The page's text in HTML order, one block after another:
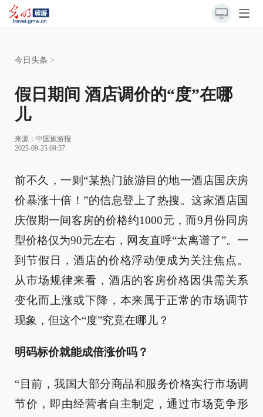
今日头条 >
假日期间 酒店调价的“度”在哪
儿
来源： 中国旅游报
2025-09-25 09:57
前不久，一则“某热门旅游目的地一酒店国庆房
价暴涨十倍！”的信息登上了热搜。这家酒店国
庆假期一间客房的价格约1000元，而9月份同房
型价格仅为90元左右，网友直呼“太离谱了”。一
到节假日，酒店的价格浮动便成为关注焦点。
从市场规律来看，酒店的客房价格因供需关系
变化而上涨或下降，本来属于正常的市场调节
现象，但这个“度”究竟在哪儿？
明码标价就能成倍涨价吗？
“目前，我国大部分商品和服务价格实行市场调
节价，即由经营者自主制定，通过市场竞争形